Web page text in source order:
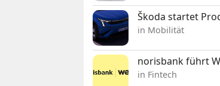
Škoda startet
in Mobilität
norisbank führt
in Fintech